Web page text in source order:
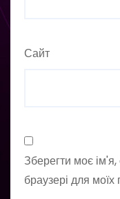
Сайт
Зберегти моє
браузері для